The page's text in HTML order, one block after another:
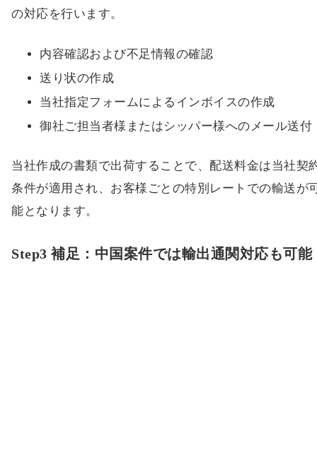
の対応を行います。
内容確認および不足情報の確認
送り状の作成
当社指定フォームによるインボイスの作成
御社ご担当者様またはシッパー様へのメール送付
当社作成の書類で出荷することで、配送料金は当社契
条件が適用され、お客様ごとの特別レートでの輸送が
能となります。
Step3 補足：中国案件では輸出通関対応も可能